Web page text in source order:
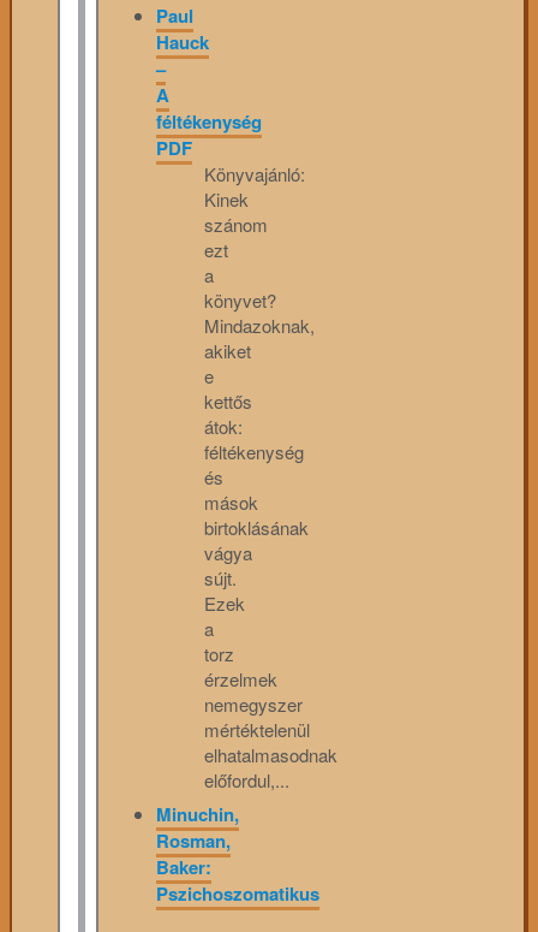
Paul
Hauck
–
A
féltékenység
PDF
Könyvajánló:
Kinek
szánom
ezt
a
könyvet?
Mindazoknak,
akiket
e
kettős
átok:
féltékenység
és
mások
birtoklásának
vágya
sújt.
Ezek
a
torz
érzelmek
nemegyszer
mértéktelenül
elhatalmasodnak
előfordul,...
Minuchin,
Rosman,
Baker:
Pszichoszomatikus